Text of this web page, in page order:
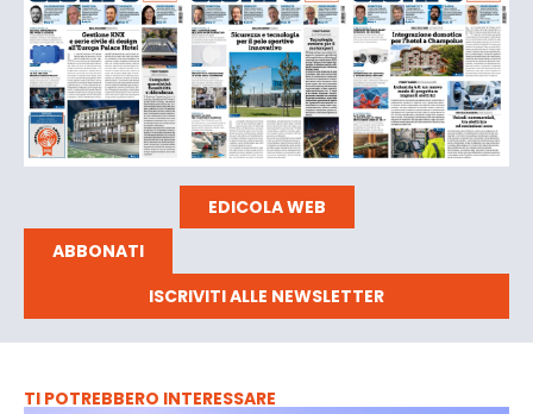
EDICOLA WEB
ABBONATI
ISCRIVITI ALLE NEWSLETTER
TI POTREBBERO INTERESSARE